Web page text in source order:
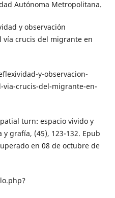
Autónoma Metropolitana.
y observación
crucis del migrante en
y-observacion-
crucis-del-migrante-en-
turn: espacio vivido y
grafía, (45), 123-132. Epub
en 08 de octubre de